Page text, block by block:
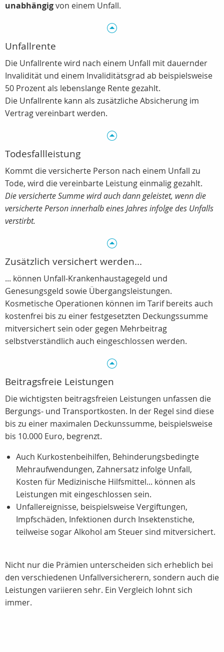
unabhängigvon einem Unfall.
Unfallrente
Die Unfallrente wird nach einem Unfall mit dauernder
Invalidität und einem Invaliditätsgrad ab beispielsweise
50 Prozent als lebenslange Rente gezahlt.
Die Unfallrente kann als zusätzliche Absicherung im
Vertrag vereinbart werden.
Todesfallleistung
Kommt die versicherte Person nach einem Unfall zu
Tode, wird die vereinbarte Leistung einmalig gezahlt.
Die versicherte Summe wird auch dann geleistet, wenn die
versicherte Person innerhalb eines Jahres infolge des Unfalls
verstirbt.
Zusätzlich versichert werden...
... können Unfall-Krankenhaustagegeld und
Genesungsgeld sowie Übergangsleistungen.
Kosmetische Operationen können im Tarif bereits auch
kostenfrei bis zu einer festgesetzten Deckungssumme
mitversichert sein oder gegen Mehrbeitrag
selbstverständlich auch eingeschlossen werden.
Beitragsfreie Leistungen
Die wichtigsten beitragsfreien Leistungen unfassen die
Bergungs- und Transportkosten. In der Regel sind diese
bis zu einer maximalen Deckunssumme, beispielsweise
bis 10.000 Euro, begrenzt.
Auch Kurkostenbeihilfen, Behinderungsbedingte
Mehraufwendungen, Zahnersatz infolge Unfall,
Kosten für Medizinische Hilfsmittel... können als
Leistungen mit eingeschlossen sein.
Unfallereignisse, beispielsweise Vergiftungen,
Impfschäden, Infektionen durch Insektenstiche,
teilweise sogar Alkohol am Steuer sind mitversichert.
Nicht nur die Prämien unterscheiden sich erheblich bei
den verschiedenen Unfallversicherern, sondern auch die
Leistungen variieren sehr. Ein Vergleich lohnt sich
immer.